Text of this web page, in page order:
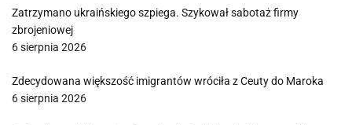
Zatrzymano ukraińskiego szpiega. Szykował sabotaż firmy
zbrojeniowej
6 sierpnia 2026
Zdecydowana większość imigrantów wróciła z Ceuty do Maroka
6 sierpnia 2026